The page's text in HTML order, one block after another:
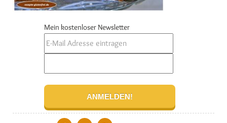
Mein kostenloser Newsletter